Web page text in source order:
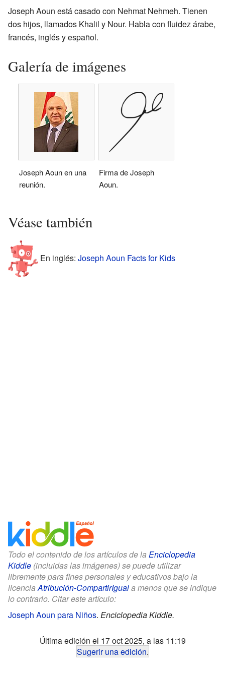
Joseph Aoun está casado con Nehmat Nehmeh. Tienen
dos hijos, llamados Khalil y Nour. Habla con fluidez árabe,
francés, inglés y español.
Galería de imágenes
Joseph Aoun en una
reunión.
Firma de Joseph
Aoun.
Véase también
En inglés: Joseph Aoun Facts for Kids
Todo el contenido de los artículos de la Enciclopedia
Kiddle (incluidas las imágenes) se puede utilizar
libremente para fines personales y educativos bajo la
licenciaAtribución-CompartirIguala menos que se indique
lo contrario. Citar este artículo:
Joseph Aoun para Niños. Enciclopedia Kiddle.
Última edición el 17 oct 2025, a las 11:19
Sugerir una edición.